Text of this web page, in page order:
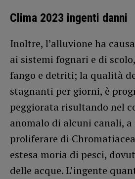
Clima 2023 ingenti danni
Inoltre, l’alluvione ha
ai sistemi fognari e di
fango e detriti; la qualità
stagnanti per giorni, è
peggiorata risultando nel
anomalo di alcuni canali, a
proliferare di
estesa moria di pesci,
delle acque. L’ingente